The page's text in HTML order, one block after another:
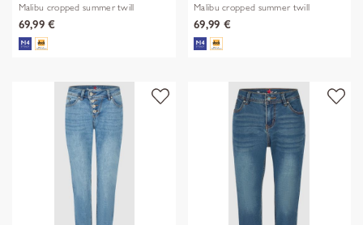
Malibu cropped summer twill
69,99 €
Malibu cropped summer twill
69,99 €